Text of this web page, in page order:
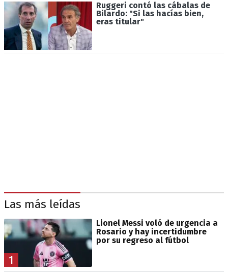
Ruggeri contó las cábalas de
Bilardo: "Si las hacías bien,
eras titular"
Las más leídas
1
Lionel Messi voló de urgencia a
Rosario y hay incertidumbre
por su regreso al fútbol